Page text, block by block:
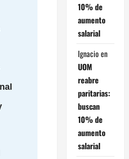
10% de
aumento
salarial
Ignacio en
UOM
reabre
paritarias:
buscan
10% de
aumento
salarial